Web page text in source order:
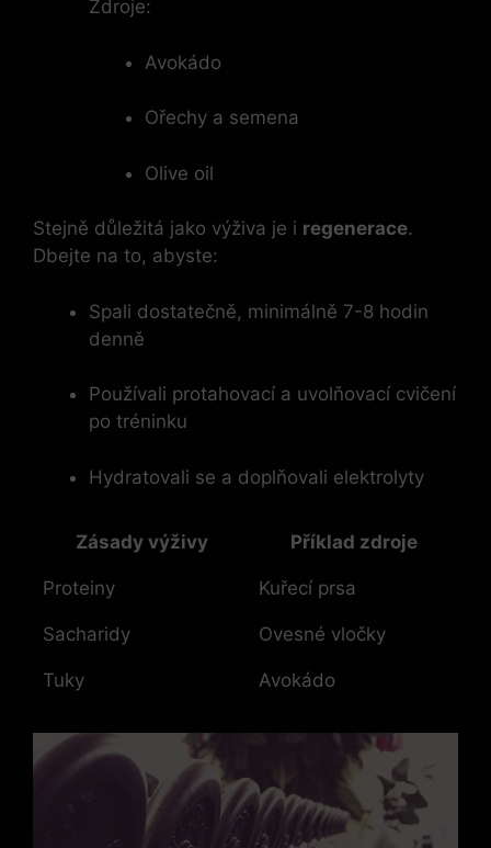
Zdroje:
Avokádo
Ořechy a semena
Olive⁢ oil
Stejně důležitá jako výživa je⁤ i regenerace.
Dbejte na to, abyste:
Spali dostatečně, minimálně 7-8 hodin
denně
Používali protahovací​ a uvolňovací​ cvičení
⁤po tréninku
Hydratovali se ⁢a doplňovali elektrolyty
Zásady výživy Příklad zdroje
Proteiny Kuřecí prsa
Sacharidy Ovesné⁢ vločky
Tuky Avokádo